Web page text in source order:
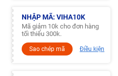
NHẬP MÃ: VIHA10K
Mã giảm 10k cho đơn hàng
tối thiểu 300k.
Sao chép mã Điều kiện